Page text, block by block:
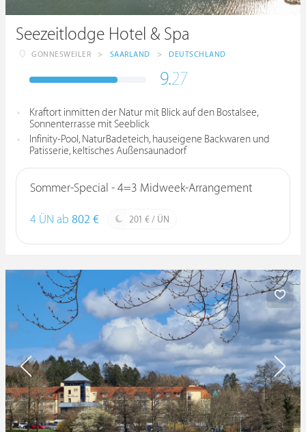
Seezeitlodge Hotel & Spa
GONNESWEILER > SAARLAND > DEUTSCHLAND
9.27
Kraftort inmitten der Natur mit Blick auf den Bostalsee,
Sonnenterrasse mit Seeblick
Infinity-Pool, NaturBadeteich, hauseigene Backwaren und
Patisserie, keltisches Außensaunadorf
Sommer-Special - 4=3 Midweek-Arrangement
4 ÜN ab 802 € 201 € / ÜN